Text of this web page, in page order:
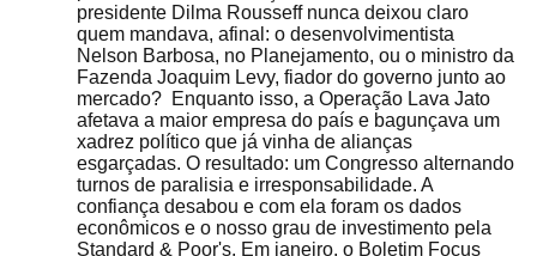
presidente Dilma Rousseff nunca deixou claro
quem mandava, afinal: o desenvolvimentista
Nelson Barbosa, no Planejamento, ou o ministro da
Fazenda Joaquim Levy, fiador do governo junto ao
mercado? Enquanto isso, a Operação Lava Jato
afetava a maior empresa do país e bagunçava um
xadrez político que já vinha de alianças
esgarçadas. O resultado: um Congresso alternando
turnos de paralisia e irresponsabilidade. A
confiança desabou e com ela foram os dados
econômicos e o nosso grau de investimento pela
Standard & Poor's. Em janeiro, o Boletim Focus